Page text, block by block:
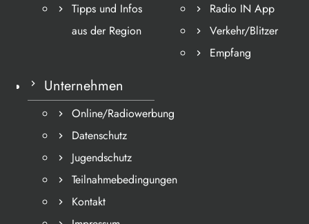
Tipps und Infos
aus der Region
Radio IN App
Verkehr/Blitzer
Empfang
Unternehmen
Online/Radiowerbung
Datenschutz
Jugendschutz
Teilnahmebedingungen
Kontakt